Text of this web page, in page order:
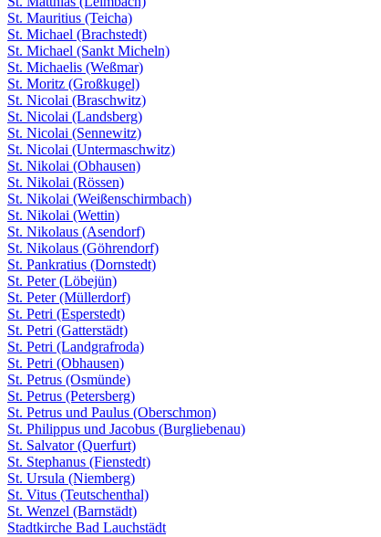
St. Mauritius (Teicha)
St. Michael (Brachstedt)
St. Michael (Sankt Micheln)
St. Michaelis (Weßmar)
St. Moritz (Großkugel)
St. Nicolai (Braschwitz)
St. Nicolai (Landsberg)
St. Nicolai (Sennewitz)
St. Nicolai (Untermaschwitz)
St. Nikolai (Obhausen)
St. Nikolai (Rössen)
St. Nikolai (Weißenschirmbach)
St. Nikolai (Wettin)
St. Nikolaus (Asendorf)
St. Nikolaus (Göhrendorf)
St. Pankratius (Dornstedt)
St. Peter (Löbejün)
St. Peter (Müllerdorf)
St. Petri (Esperstedt)
St. Petri (Gatterstädt)
St. Petri (Landgrafroda)
St. Petri (Obhausen)
St. Petrus (Osmünde)
St. Petrus (Petersberg)
St. Petrus und Paulus (Oberschmon)
St. Philippus und Jacobus (Burgliebenau)
St. Salvator (Querfurt)
St. Stephanus (Fienstedt)
St. Ursula (Niemberg)
St. Vitus (Teutschenthal)
St. Wenzel (Barnstädt)
Stadtkirche Bad Lauchstädt